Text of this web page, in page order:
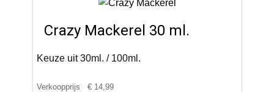
Crazy Mackerel 30 ml.
Keuze uit 30ml. / 100ml.
Verkoopprijs € 14,99